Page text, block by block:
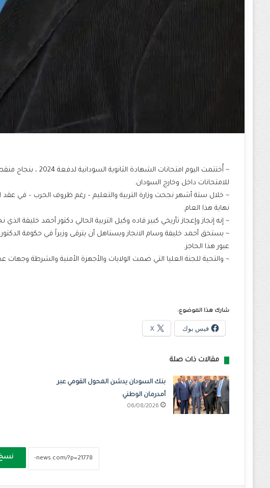
‏~ أُختتمت اليوم امتحانات
للامتحانات داخل وخارج السودان.
~ خلال ستة أشهر نجحت وزارة التربية والتعليم – رغم ظروف الحرب – في عقد
نهاية هذا العام.
~ إنه إنجاز وإعجاز تأريخي كبير قاده وكيل التربية الحالي دكتور أحمد خليفة
~ يستحق أحمد خليفة وسام الانجاز ويستاهل أن يترقى وزيراً في حكومة
عبور هذا الحاجز.
~ والتحية للجنة العليا التي ضمت الولايات والأجهزة الأمنية والشرطة
شارك هذا الموضوع:
فيس بوك X
مقالات ذات صلة
بنك السودان يدشن المحول القومي عبر
أمدرمان الوطني
06/08/2026
نسخ